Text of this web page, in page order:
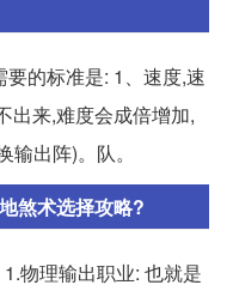
的标准是: 1、速度,速
出来,难度会成倍增加,
出阵)。队。
煞术选择攻略?
物理输出职业: 也就是